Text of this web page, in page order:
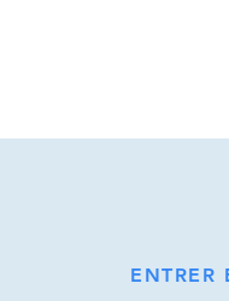
ENTRER
ENTRER